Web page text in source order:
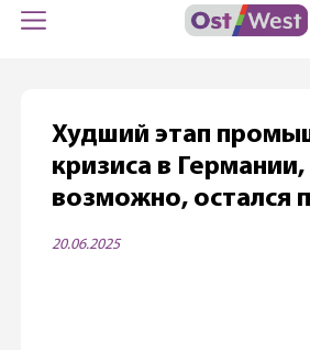
Худший этап
кризиса в Германии,
возможно, остался
20.06.2025